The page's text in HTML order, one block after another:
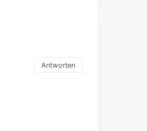
Antworten